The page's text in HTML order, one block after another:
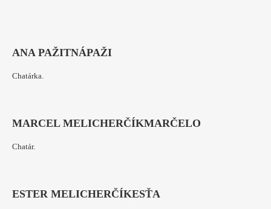
ANA PAŽITNÁPAŽI
Chatárka.
MARCEL MELICHERČÍKMARČELO
Chatár.
ESTER MELICHERČÍKESŤA